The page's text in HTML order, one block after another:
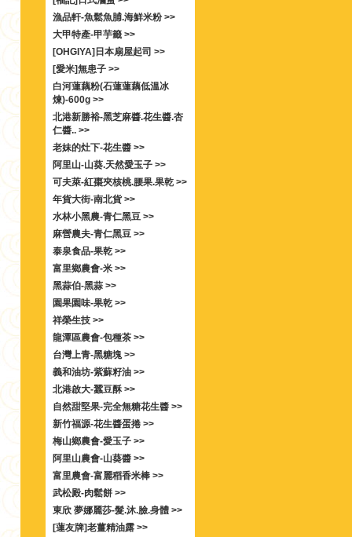
漁品軒-魚鬆魚脯.海鮮米粉 >>
大甲特產-甲芋籤 >>
[OHGIYA]日本扇屋起司 >>
[愛米]無患子 >>
白河蓮藕粉(石蓮蓮藕低溫冰
煉)-600g >>
北港新勝裕-黑芝麻醬.花生醬.杏
仁醬.. >>
老妹的灶下-花生醬 >>
阿里山-山葵.天然愛玉子 >>
可夫萊-紅棗夾核桃.腰果.果乾 >>
年貨大街-南北貨 >>
水林小黑農-青仁黑豆 >>
麻營農夫-青仁黑豆 >>
泰泉食品-果乾 >>
富里鄉農會-米 >>
黑蒜伯-黑蒜 >>
園果園味-果乾 >>
祥榮生技 >>
龍潭區農會-包種茶 >>
台灣上青-黑糖塊 >>
義和油坊-紫蘇籽油 >>
北港啟大-蠶豆酥 >>
自然甜堅果-完全無糖花生醬 >>
新竹福源-花生醬蛋捲 >>
梅山鄉農會-愛玉子 >>
阿里山農會-山葵醬 >>
富里農會-富麗稻香米棒 >>
武松殿-肉鬆餅 >>
東欣 夢娜麗莎-髮.沐.臉.身體 >>
[蓮友牌]老薑精油露 >>